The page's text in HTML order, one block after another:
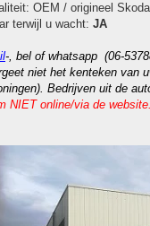
OEM / origineel Skoda
terwijl u wacht: JA
-, bel of whatsapp (06-
niet het kenteken van
Bedrijven uit de
NIET online/via de